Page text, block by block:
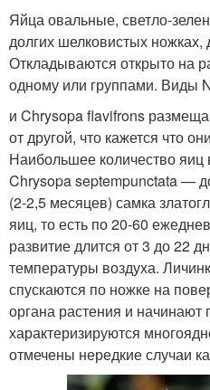
Яйца овальные, светло-
долгих шелковистых
Откладываются открыто на
одному или группами. Виды
и Chrysopa flavifrons
от другой, что кажется что
Наибольшее количество яиц
Chrysopa septempunctata —
(2-2,5 месяцев) самка
яиц, то есть по 20-60
развитие длится от 3 до 22
температуры воздуха.
спускаются по ножке на
органа растения и начинают
характеризируются
отмечены нередкие случаи